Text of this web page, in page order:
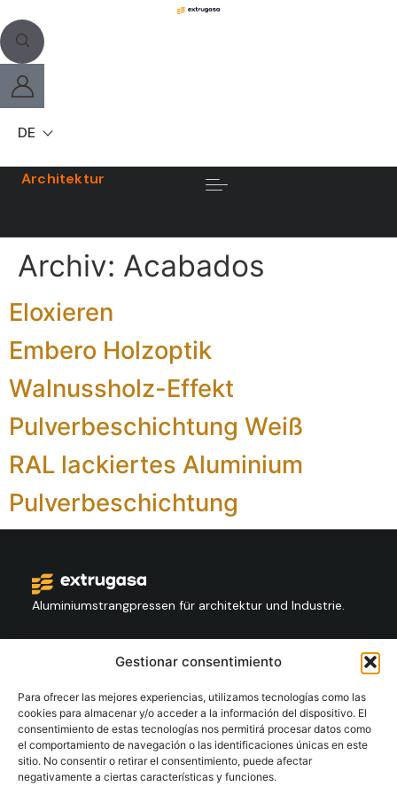
Gestionar consentimiento
Para ofrecer las mejores experiencias, utilizamos tecnologías como las
cookies para almacenar y/o acceder a la información del dispositivo. El
consentimiento de estas tecnologías nos permitirá procesar datos como
el comportamiento de navegación o las identificaciones únicas en este
sitio. No consentir o retirar el consentimiento, puede afectar
negativamente a ciertas características y funciones.
DE
Architektur
Archiv: Acabados
Eloxieren
Embero Holzoptik
Walnussholz-Effekt
Pulverbeschichtung Weiß
RAL lackiertes Aluminium
Pulverbeschichtung
Aluminiumstrangpressen für architektur und Industrie.
Folgen Sie Us: